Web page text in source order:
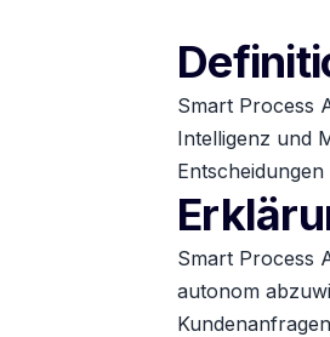
Smart Process
Intelligenz und
Smart Process
autonom